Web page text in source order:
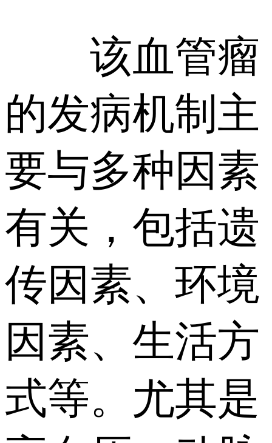
该血管瘤
的发病机制主
要与多种因素
有关，包括遗
传因素、环境
因素、生活方
式等。尤其是